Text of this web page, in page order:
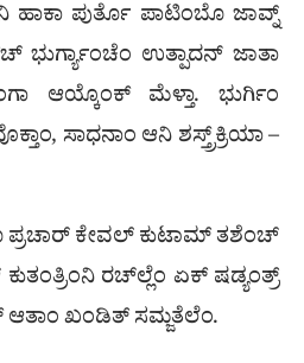
ಪುರ್ತೊ ಪಾಟಿಂಬೊ ಜಾವ್ನ್
ಉತ್ಪಾದನ್ ಜಾತಾ
ಆಯ್ಕೊಂಕ್ ಮೆಳ್ತಾ. ಭುರ್ಗಿಂ
ಸಾಧನಾಂ ಆನಿ ಶಸ್ತ್ರ್‌ಕ್ರಿಯಾ –
ಪ್ರಚಾರ್ ಕೇವಲ್ ಕುಟಾಮ್ ತಶೆಂಚ್
ರಚ್‍ಲ್ಲೆಂ ಏಕ್ ಷಡ್ಯಂತ್ರ್
ಆತಾಂ ಖಂಡಿತ್ ಸಮ್ಜತೆಲೆಂ.